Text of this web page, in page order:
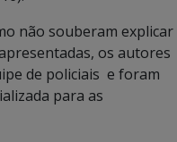
não souberam explicar
os autores
de policiais e foram
para as